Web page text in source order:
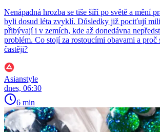
Nenápadná hrozba se tiše šíří po světě a mění
byli dosud léta zvyklí. Důsledky již pociťují
přibývají i v zemích, kde až donedávna
problém. Co stojí za rostoucími obavami a proč
častěji?
Asianstyle
dnes, 06:30
6 min